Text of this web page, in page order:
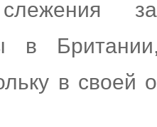
в
в своей